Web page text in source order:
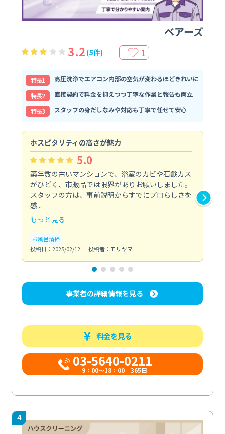
ベアーズ
3.2 (5件) ＋ 1
特⻑1
高圧洗浄でエアコン内部の空気が変わるほどきれいに
特⻑2
直接契約で料金を抑えつつ丁寧な作業と報告も両立
特⻑3
スタッフの身だしなみや対応も丁寧で任せて安心
ホスピタリティの高さが魅力
5.0
築年数の古いマンションで、浴室のカビや石鹸カス
がひどく、市販品では限界がありお願いしました。
スタッフの方は、事前説明からすでにプロらしさを
感...
もっと見る
お風呂清掃
投稿日：2025/02/12
投稿者：モリヤマ
事業者の詳細情報を見る
料金を見る
03-5640-0211
9：00～18：00 365日
4